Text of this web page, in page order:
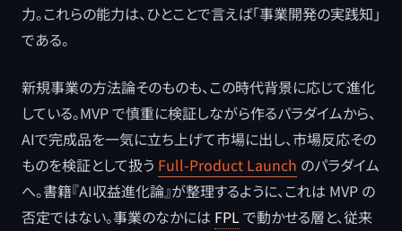
力。これらの能力は、ひとことで言えば「事業開発の実践知」
である。
新規事業の方法論そのものも、この時代背景に応じて進化
している。MVP で慎重に検証しながら作るパラダイムから、
AIで完成品を一気に立ち上げて市場に出し、市場反応その
ものを検証として扱う Full-Product Launch のパラダイム
へ。書籍『AI収益進化論』が整理するように、これは MVP の
否定ではない。事業のなかには FPLで動かせる層と、従来